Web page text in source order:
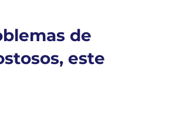
de
este